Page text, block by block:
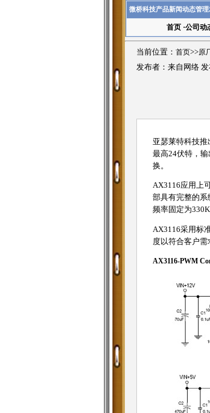
微桥科技产品新闻动态管
首页·公司动
当前位置： 首页>>原
发布者：来自网络
亚瑟莱特科技推
最高24伏特，
换。
AX3116应用上
部具有完整的系
频率固定为
AX3116采用标
度以符合客户需
AX3116-PWM